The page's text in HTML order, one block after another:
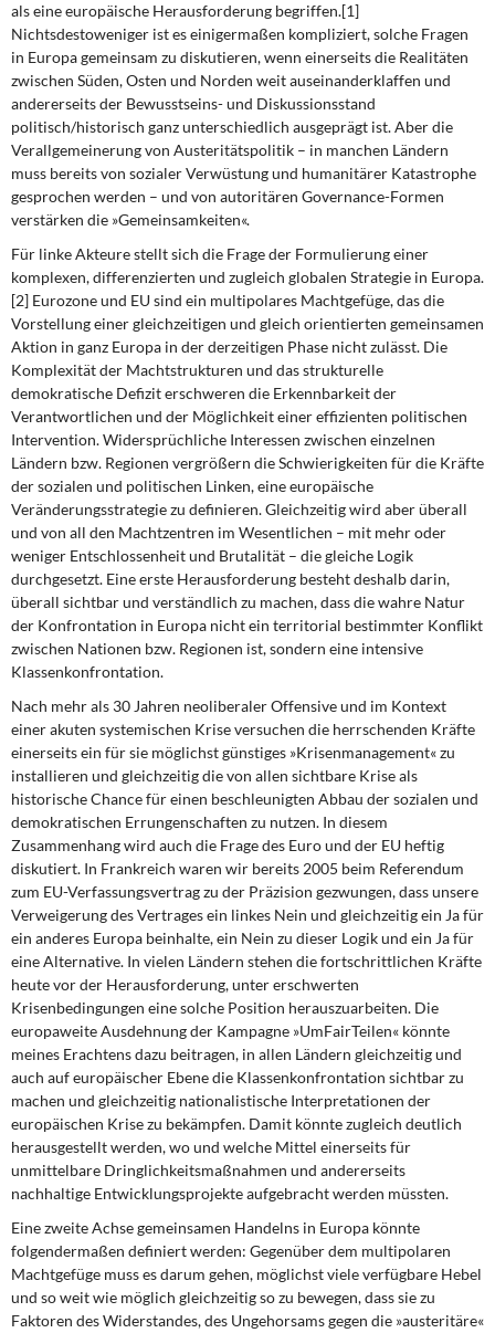
als eine europäische Herausforderung begriffen.[1]
Nichtsdestoweniger ist es einigermaßen kompliziert, solche Fragen
in Europa gemeinsam zu diskutieren, wenn einerseits die Realitäten
zwischen Süden, Osten und Norden weit auseinanderklaffen und
andererseits der Bewusstseins- und Diskussionsstand
politisch/historisch ganz unterschiedlich ausgeprägt ist. Aber die
Verallgemeinerung von Austeritätspolitik – in manchen Ländern
muss bereits von sozialer Verwüstung und humanitärer Katastrophe
gesprochen werden – und von autoritären Governance-Formen
verstärken die »Gemeinsamkeiten«.
Für linke Akteure stellt sich die Frage der Formulierung einer
komplexen, differenzierten und zugleich globalen Strategie in Europa.
[2] Eurozone und EU sind ein multipolares Machtgefüge, das die
Vorstellung einer gleichzeitigen und gleich orientierten gemeinsamen
Aktion in ganz Europa in der derzeitigen Phase nicht zulässt. Die
Komplexität der Machtstrukturen und das strukturelle
demokratische Defizit erschweren die Erkennbarkeit der
Verantwortlichen und der Möglichkeit einer effizienten politischen
Intervention. Widersprüchliche Interessen zwischen einzelnen
Ländern bzw. Regionen vergrößern die Schwierigkeiten für die Kräfte
der sozialen und politischen Linken, eine europäische
Veränderungsstrategie zu definieren. Gleichzeitig wird aber überall
und von all den Machtzentren im Wesentlichen – mit mehr oder
weniger Entschlossenheit und Brutalität – die gleiche Logik
durchgesetzt. Eine erste Herausforderung besteht deshalb darin,
überall sichtbar und verständlich zu machen, dass die wahre Natur
der Konfrontation in Europa nicht ein territorial bestimmter Konflikt
zwischen Nationen bzw. Regionen ist, sondern eine intensive
Klassenkonfrontation.
Nach mehr als 30 Jahren neoliberaler Offensive und im Kontext
einer akuten systemischen Krise versuchen die herrschenden Kräfte
einerseits ein für sie möglichst günstiges »Krisenmanagement« zu
installieren und gleichzeitig die von allen sichtbare Krise als
historische Chance für einen beschleunigten Abbau der sozialen und
demokratischen Errungenschaften zu nutzen. In diesem
Zusammenhang wird auch die Frage des Euro und der EU heftig
diskutiert. In Frankreich waren wir bereits 2005 beim Referendum
zum EU-Verfassungsvertrag zu der Präzision gezwungen, dass unsere
Verweigerung des Vertrages ein linkes Nein und gleichzeitig ein Ja für
ein anderes Europa beinhalte, ein Nein zu dieser Logik und ein Ja für
eine Alternative. In vielen Ländern stehen die fortschrittlichen Kräfte
heute vor der Herausforderung, unter erschwerten
Krisenbedingungen eine solche Position herauszuarbeiten. Die
europaweite Ausdehnung der Kampagne »UmFairTeilen« könnte
meines Erachtens dazu beitragen, in allen Ländern gleichzeitig und
auch auf europäischer Ebene die Klassenkonfrontation sichtbar zu
machen und gleichzeitig nationalistische Interpretationen der
europäischen Krise zu bekämpfen. Damit könnte zugleich deutlich
herausgestellt werden, wo und welche Mittel einerseits für
unmittelbare Dringlichkeitsmaßnahmen und andererseits
nachhaltige Entwicklungsprojekte aufgebracht werden müssten.
Eine zweite Achse gemeinsamen Handelns in Europa könnte
folgendermaßen definiert werden: Gegenüber dem multipolaren
Machtgefüge muss es darum gehen, möglichst viele verfügbare Hebel
und so weit wie möglich gleichzeitig so zu bewegen, dass sie zu
Faktoren des Widerstandes, des Ungehorsams gegen die »austeritäre«